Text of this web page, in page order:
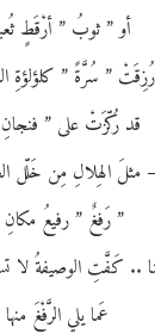
أو ” ثوبُ ” أرْقَطٍ
رُزِقَتْ ” سُرَّةً ” كلؤلؤةِ
قد رُكّزَتْ على ”
الهِلالِ مِن خَلّل
” رَفغٌ ” رفيعُ
.. كَفَّتِ الوصيفةُ لا
عَما يلي الرَّفْغَ منها